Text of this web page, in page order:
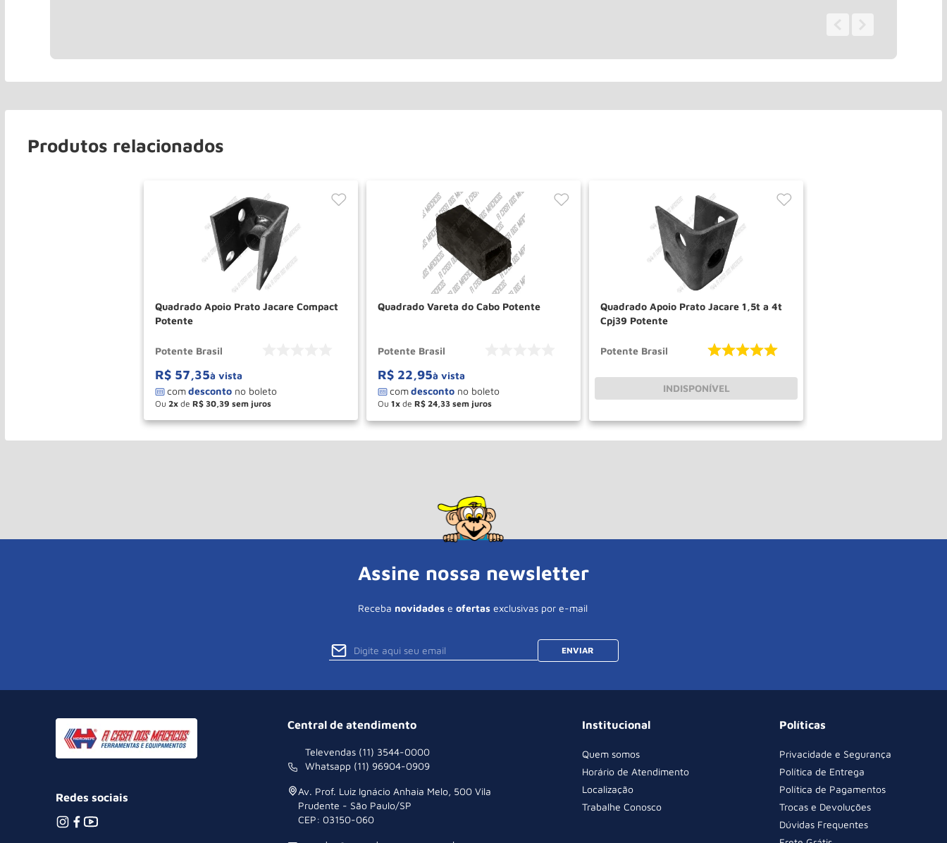
Produtos relacionados
Quadrado Apoio Prato Jacare Compact
Potente
Potente Brasil
R$ 57,35à vista
Ou 2 de R$ 30,39
＋
－ COMPRAR
Quadrado Vareta do Cabo Potente
Potente Brasil
R$ 22,95à vista
Ou 1 de R$ 24,33
＋
－ COMPRAR
Quadrado Apoio Prato Jacare 1,5t a 4t
Cpj39 Potente
Potente Brasil
INDISPONÍVEL
Assine nossa newsletter
Receba novidades e ofertas exclusivas por e-mail
ENVIAR
Redes sociais
Central de atendimento
Televendas (11) 3544-0000
Whatsapp (11) 96904-0909
Av. Prof. Luiz Ignácio Anhaia Melo, 500 Vila
Prudente - São Paulo/SP
CEP: 03150-060
Institucional
Quem somos
Horário de Atendimento
Localização
Trabalhe Conosco
Políticas
Privacidade e Segurança
Política de Entrega
Política de Pagamentos
Trocas e Devoluções
Dúvidas Frequentes